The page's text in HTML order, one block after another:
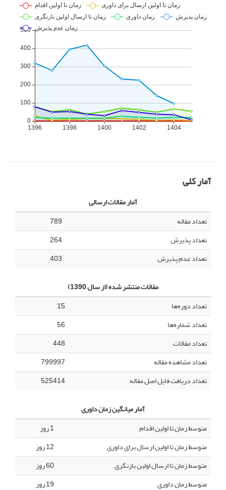
آمار کلی
آمار مقالات ارسالی
تعداد مقاله
789
تعداد پذیرش
264
تعداد عدم پذیرش
403
مقالات منتشر شده (از سال 1390)
تعداد دوره‌ها
15
تعداد شماره‌ها
56
تعداد مقالات
448
تعداد مشاهده مقاله
799997
تعداد دریافت فایل اصل مقاله
525414
آمار میانگین زمان داوری
متوسط زمان تا اولین اقدام
1 روز
متوسط زمان تا اولین ارسال برای داوری
12 روز
متوسط زمان تا ارسال اولین بازنگری
60 روز
متوسط زمان داوری
19 روز